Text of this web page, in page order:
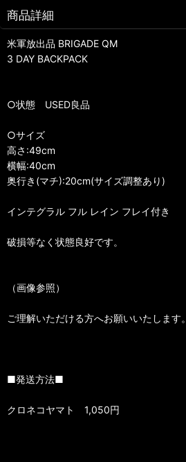
商品詳細
米軍放出品 BRIGADE QM
3 DAY BACKPACK
○状態 USED良品
○サイズ
高さ:49cm
横幅:40cm
奥行き(マチ):20cm(サイズ調整あり)
インテグラル フル レイン フレイ付き
破損等なく状態良好です。
（画像参照）
ご理解いただける方へお願いいたします。
■発送方法■
クロネコヤマト 1,050円